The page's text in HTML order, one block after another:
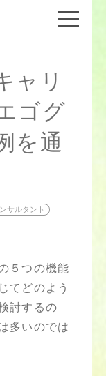
ャリ
ゴグ
を通
サルタント
５つの機能
てどのよう
討するの
多いのでは